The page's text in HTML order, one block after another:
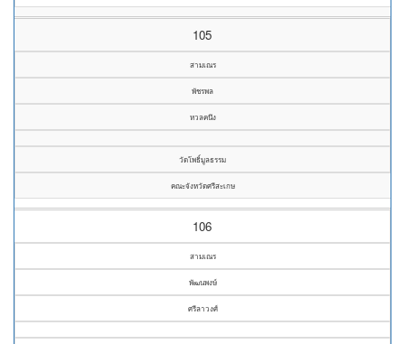
105
สามเณร
พัชรพล
หวลคนึง
วัดโพธิ์มูลธรรม
คณะจังหวัดศรีสะเกษ
106
สามเณร
พัฒนพงษ์
ศรีลาวงศ์